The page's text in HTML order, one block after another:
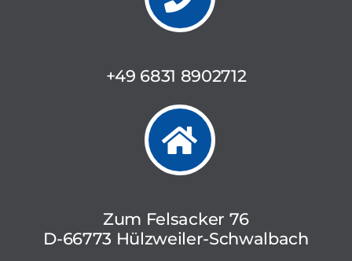
+49 6831 8902712
Zum Felsacker 76
D-66773 Hülzweiler-Schwalbach